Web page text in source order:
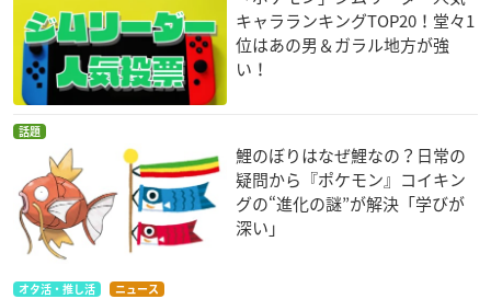
キャラランキングTOP20！堂々1
位はあの男＆ガラル地方が強
い！
話題
鯉のぼりはなぜ鯉なの？日常の
疑問から『ポケモン』コイキン
グの“進化の謎”が解決「学びが
深い」
オタ活・推し活 ニュース